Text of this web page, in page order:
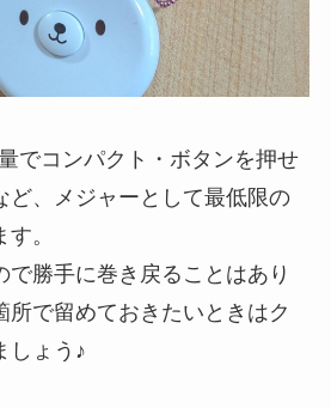
でコンパクト・ボタンを押せ
ど、メジャーとして最低限の
。
で勝手に巻き戻ることはあり
所で留めておきたいときはク
しょう♪